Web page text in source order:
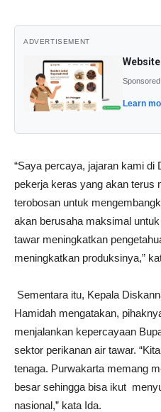
ADVERTISEMENT
Learn
“Saya percaya, jajaran kami
pekerja keras yang akan terus
terobosan untuk
akan berusaha maksimal
tawar meningkatkan
meningkatkan produksinya,”
Sementara itu, Kepala
Hamidah mengatakan,
menjalankan kepercayaan
sektor perikanan air tawar.
tenaga. Purwakarta memang
besar sehingga bisa ikut
nasional,” kata Ida.